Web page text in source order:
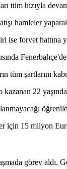
tüm hızıyla
hamleler
ise forvet hattına
tüm
22
için 15 milyon
görev aldı.